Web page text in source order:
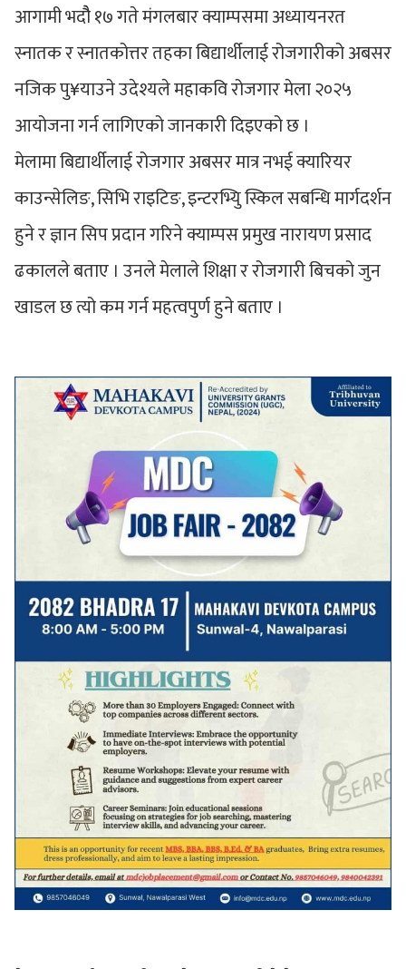
आगामी भदौै १७ गते मंगलबार क्याम्पसमा अध्यायनरत
स्नातक र स्नातकोत्तर तहका बिद्यार्थीलाई रोजगारीको अबसर
नजिक पु¥याउने उदेश्यले महाकवि रोजगार मेला २०२५
आयोजना गर्न लागिएको जानकारी दिइएको छ ।
मेलामा बिद्यार्थीलाई रोजगार अबसर मात्र नभई क्यारियर
काउन्सेलिङ, सिभि राइटिङ, इन्टरभ्यिु स्किल सबन्धि मार्गदर्शन
हुने र ज्ञान सिप प्रदान गरिने क्याम्पस प्रमुख नारायण प्रसाद
ढकालले बताए । उनले मेलाले शिक्षा र रोजगारी बिचको जुन
खाडल छ त्यो कम गर्न महत्वपुर्ण हुने बताए ।